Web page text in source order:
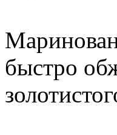
быстро